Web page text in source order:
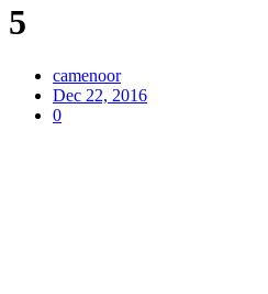
5
camenoor
Dec 22, 2016
0